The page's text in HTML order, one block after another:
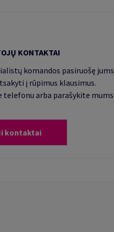
KONTAKTAI
komandos pasiruošę jums
į rūpimus klausimus.
telefonu arba parašykite mums
kontaktai